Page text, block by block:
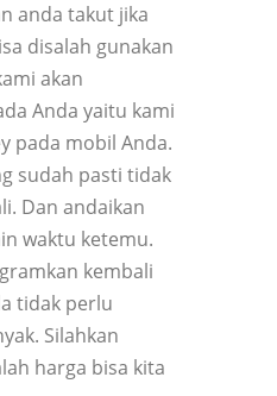
anda takut jika
disalah gunakan
akan
Anda yaitu kami
pada mobil Anda.
sudah pasti tidak
Dan andaikan
waktu ketemu.
kembali
tidak perlu
Silahkan
harga bisa kita